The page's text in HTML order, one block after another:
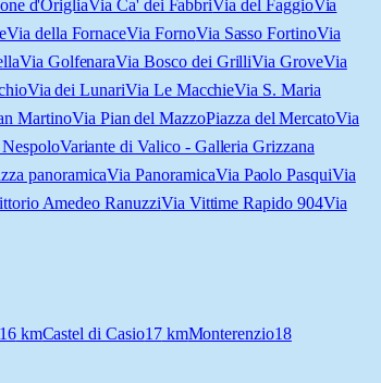
d'OrigliaVia Ca' dei FabbriVia del FaggioVia
Via della FornaceVia FornoVia Sasso FortinoVia
Via GolfenaraVia Bosco dei GrilliVia GroveVia
Via dei LunariVia Le MacchieVia S. Maria
MartinoVia Pian del MazzoPiazza del MercatoVia
Variante di Valico - Galleria Grizzana
panoramicaVia PanoramicaVia Paolo PasquiVia
Amedeo RanuzziVia Vittime Rapido 904Via
16kmCastel di Casio17kmMonterenzio18